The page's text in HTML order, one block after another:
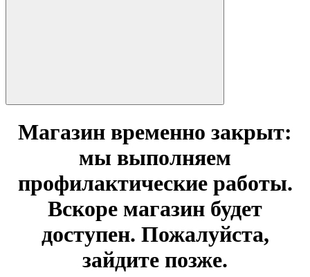
Магазин временно закрыт:
мы выполняем
профилактические работы.
Вскоре магазин будет
доступен. Пожалуйста,
зайдите позже.